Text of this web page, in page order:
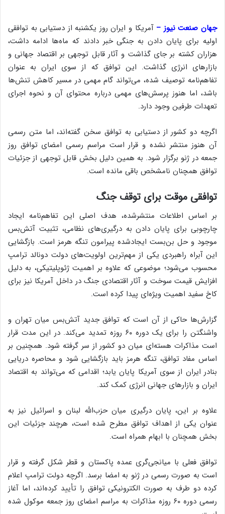
جهان صنعت نیوز – آمریکا و ایران روز یکشنبه از دستیابی به توافقی
اولیه برای پایان دادن به جنگی خبر دادند که ماه‌ها ادامه داشت،
هزاران کشته بر جای گذاشت و آثار قابل توجهی بر اقتصاد جهانی و
بازارهای انرژی گذاشت. این توافق که از سوی ایران به عنوان
تفاهم‌نامه توصیف شده، می‌تواند گام مهمی در مسیر کاهش تنش‌ها
باشد، اما هنوز پرسش‌های مهمی درباره محتوای آن و نحوه اجرای
تعهدات طرفین وجود دارد.
اگرچه دو کشور از دستیابی به توافق سخن گفته‌اند، اما متن رسمی
آن هنوز منتشر نشده و قرار است مراسم رسمی امضای توافق روز
جمعه در ژنو برگزار شود. به همین دلیل بخش قابل توجهی از جزئیات
توافق همچنان نامشخص باقی مانده است.
توافقی موقت برای توقف جنگ
بر اساس اطلاعات منتشرشده، هدف اصلی این تفاهم‌نامه ایجاد
چارچوبی برای پایان دادن به درگیری‌های نظامی، تثبیت آتش‌بس
موجود و حل بن‌بست ایجادشده پیرامون تنگه هرمز است. بازگشایی
این آبراه راهبردی یکی از مهم‌ترین اولویت‌های دولت دونالد ترامپ
محسوب می‌شود؛ موضوعی که علاوه بر اهمیت ژئوپلیتیکی، به دلیل
افزایش قیمت سوخت و آثار اقتصادی جنگ در داخل آمریکا نیز برای
کاخ سفید اهمیت ویژه‌ای پیدا کرده است.
گزارش‌ها حاکی از آن است که توافق جدید آتش‌بس میان تهران و
واشنگتن را برای یک دوره ۶۰ روزه تمدید می‌کند. در این مدت قرار
است مذاکرات هسته‌ای میان دو کشور از سر گرفته شود. همچنین بر
اساس مفاد توافق، تنگه هرمز باید بازگشایی شود و محاصره دریایی
بنادر ایران از سوی آمریکا پایان یابد؛ اقدامی که می‌تواند به اقتصاد
ایران و بازارهای جهانی انرژی کمک کند.
علاوه بر این، پایان درگیری میان حزب‌الله لبنان و اسرائیل نیز به
عنوان یکی از اهداف توافق مطرح شده است، هرچند جزئیات این
بخش همچنان با ابهام همراه است.
توافق فعلی با میانجی‌گری عمده پاکستان و قطر شکل گرفته و قرار
است به صورت رسمی در ژنو به امضا برسد. اگرچه دولت ترامپ اعلام
کرده دو طرف به صورت الکترونیکی توافق را تأیید کرده‌اند، اما آغاز
رسمی دوره ۶۰ روزه مذاکرات به مراسم امضای روز جمعه موکول شده